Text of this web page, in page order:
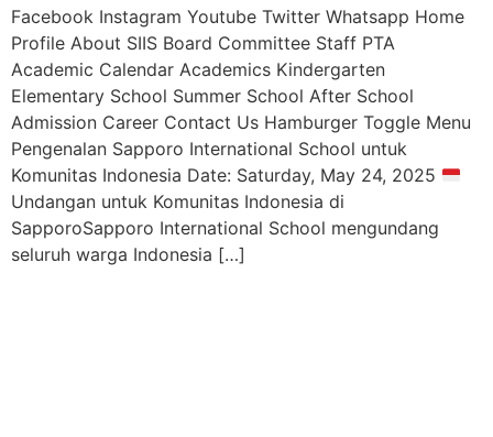
Facebook Instagram Youtube Twitter Whatsapp Home
Profile About SIIS Board Committee Staff PTA
Academic Calendar Academics Kindergarten
Elementary School Summer School After School
Admission Career Contact Us Hamburger Toggle Menu
Pengenalan Sapporo International School untuk
Komunitas Indonesia Date: Saturday, May 24, 2025
Undangan untuk Komunitas Indonesia di
SapporoSapporo International School mengundang
seluruh warga Indonesia […]